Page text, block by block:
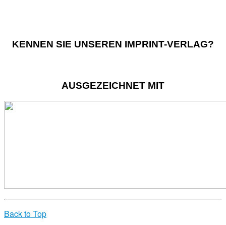
KENNEN SIE UNSEREN IMPRINT-VERLAG?
AUSGEZEICHNET MIT
Back to Top